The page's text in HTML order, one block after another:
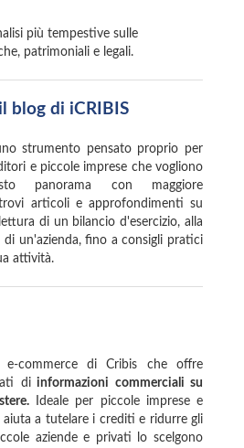
più tempestive sulle
patrimoniali e legali.
blog di iCRIBIS
strumento pensato proprio per
e piccole imprese che vogliono
panorama con maggiore
articoli e approfondimenti su
di un bilancio d'esercizio, alla
di un'azienda, fino a consigli pratici
attività.
commerce di Cribis che offre
diinformazioni commerciali su
Ideale per piccole imprese e
aiuta a tutelare i crediti e ridurre gli
aziende e privati lo scelgono